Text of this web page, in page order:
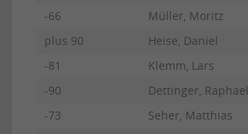
-66
Müller, Moritz
plus 90
Heise, Daniel
-81
Klemm, Lars
-90
Dettinger, Raphael
-73
Seher, Matthias